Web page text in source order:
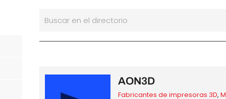
Buscar en el directorio
AON3D
Fabricantes de impresoras 3D,